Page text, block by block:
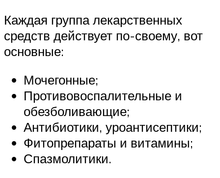
Каждая группа лекарственных
средств действует по-своему, вот
основные:
Мочегонные;
Противовоспалительные и
обезболивающие;
Антибиотики, уроантисептики;
Фитопрепараты и витамины;
Спазмолитики.